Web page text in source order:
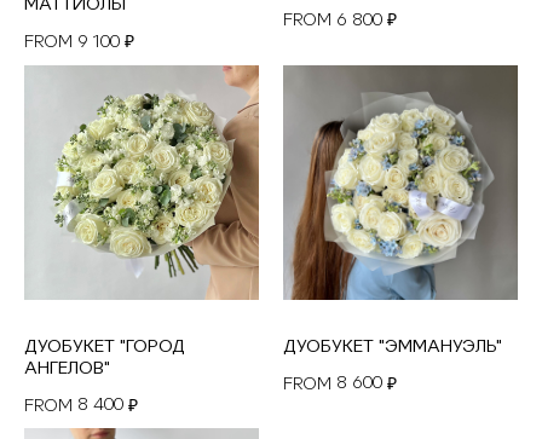
МАТТИОЛЫ
FROM 9 100 ₽
FROM 6 800 ₽
ДУОБУКЕТ "ГОРОД
АНГЕЛОВ"
FROM 8 400 ₽
ДУОБУКЕТ "ЭММАНУЭЛЬ"
FROM 8 600 ₽